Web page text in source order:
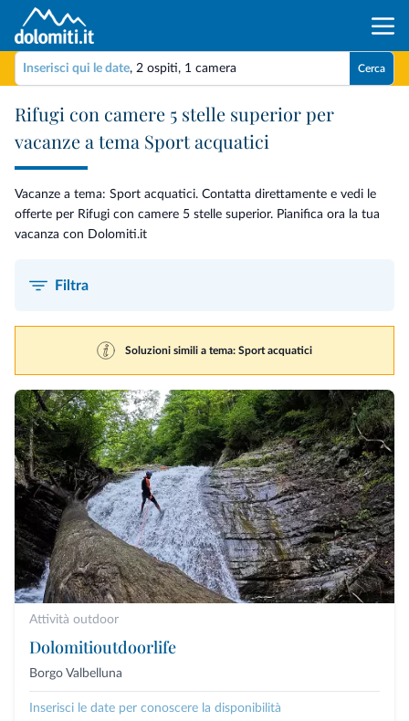
Inserisci qui le date, 2 ospiti, 1 camera Cerca
Rifugi con camere 5 stelle superior per
vacanze a tema Sport acquatici
Vacanze a tema: Sport acquatici. Contatta direttamente e vedi le
offerte per Rifugi con camere 5 stelle superior. Pianifica ora la tua
vacanza con Dolomiti.it
Filtra
Soluzioni simili a tema: Sport acquatici
Attività outdoor
Dolomitioutdoorlife
Borgo Valbelluna
Inserisci le date per conoscere la disponibilità